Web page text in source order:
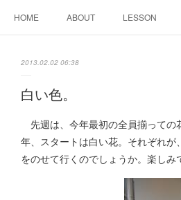
HOME ABOUT LESSON
2013.02.02 06:38
白い色。
先週は、今年最初の全員揃っての
年、スタートは白い花。それぞれが
をのせて行くのでしょうか。楽し